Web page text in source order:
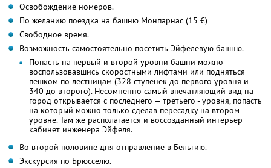
Освобождение номеров.
По желанию поездка на башню Монпарнас (15 €)
Свободное время.
Возможность самостоятельно посетить Эйфелевую башню.
Попасть на первый и второй уровни башни можно
воспользовавшись скоростными лифтами или подняться
пешком по лестницам (328 ступенек до первого уровня и
340 до второго). Несомненно самый впечатляющий вид на
город открывается с последнего — третьего - уровня, попасть
на который можно только сделав пересадку на втором
уровне. Там же располагается и воссозданный интерьер
кабинет инженера Эйфеля.
Во второй половине дня отправление в Бельгию.
Экскурсия по Брюсселю.